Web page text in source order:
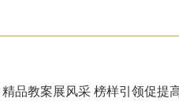
精品教案展风采 榜样引领促提